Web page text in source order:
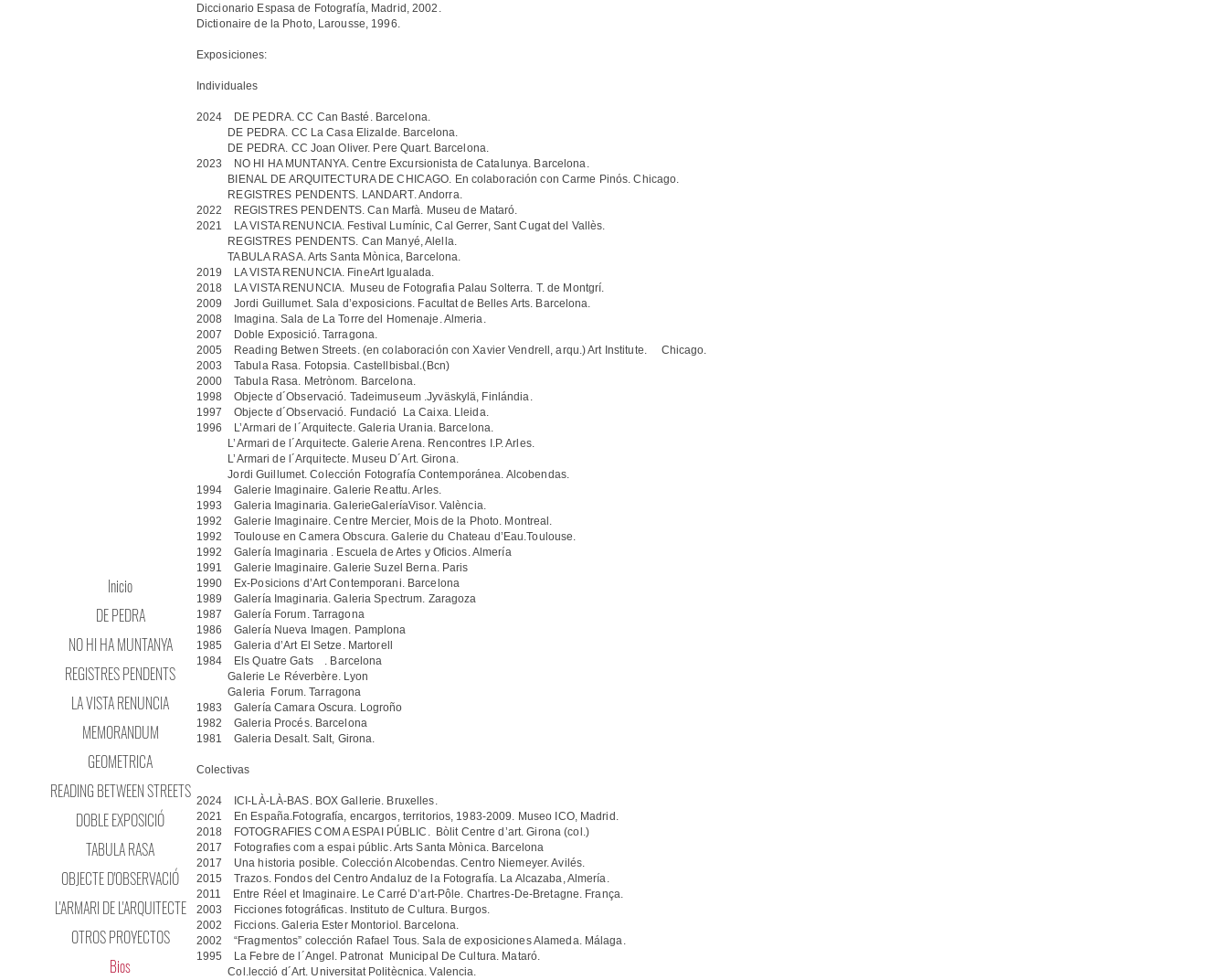
Inicio
DE PEDRA
NO HI HA MUNTANYA
REGISTRES PENDENTS
LA VISTA RENUNCIA
MEMORANDUM
GEOMETRICA
READING BETWEEN STREETS
DOBLE EXPOSICIÓ
TABULA RASA
OBJECTE D'OBSERVACIÓ
L'ARMARI DE L'ARQUITECTE
OTROS PROYECTOS
Bios
Diccionario Espasa de Fotografía, Madrid, 2002.
Dictionaire de la Photo, Larousse, 1996.
Exposiciones:
Individuales
2024 DE PEDRA. CC Can Basté. Barcelona.
DE PEDRA. CC La Casa Elizalde. Barcelona.
DE PEDRA. CC Joan Oliver. Pere Quart. Barcelona.
2023 NO HI HA MUNTANYA. Centre Excursionista de Catalunya. Barcelona.
BIENAL DE ARQUITECTURA DE CHICAGO. En colaboración con Carme Pinós. Chicago.
REGISTRES PENDENTS. LANDART. Andorra.
2022 REGISTRES PENDENTS. Can Marfà. Museu de Mataró.
2021 LA VISTA RENUNCIA. Festival Lumínic, Cal Gerrer, Sant Cugat del Vallès.
REGISTRES PENDENTS. Can Manyé, Alella.
TABULA RASA. Arts Santa Mònica, Barcelona.
2019 LA VISTA RENUNCIA. FineArt Igualada.
2018 LA VISTA RENUNCIA. Museu de Fotografia Palau Solterra. T. de Montgrí.
2009 Jordi Guillumet. Sala d’exposicions. Facultat de Belles Arts. Barcelona.
2008 Imagina. Sala de La Torre del Homenaje. Almeria.
2007 Doble Exposició. Tarragona.
2005 Reading Betwen Streets. (en colaboración con Xavier Vendrell, arqu.) Art Institute. Chicago.
2003 Tabula Rasa. Fotopsia. Castellbisbal.(Bcn)
2000 Tabula Rasa. Metrònom. Barcelona.
1998 Objecte d´Observació. Tadeimuseum .Jyväskylä, Finlándia.
1997 Objecte d´Observació. Fundació La Caixa. Lleida.
1996 L’Armari de l´Arquitecte. Galeria Urania. Barcelona.
L’Armari de l´Arquitecte. Galerie Arena. Rencontres I.P. Arles.
L’Armari de l´Arquitecte. Museu D´Art. Girona.
Jordi Guillumet. Colección Fotografía Contemporánea. Alcobendas.
1994 Galerie Imaginaire. Galerie Reattu. Arles.
1993 Galeria Imaginaria. GalerieGaleríaVisor. València.
1992 Galerie Imaginaire. Centre Mercier, Mois de la Photo. Montreal.
1992 Toulouse en Camera Obscura. Galerie du Chateau d’Eau.Toulouse.
1992 Galería Imaginaria . Escuela de Artes y Oficios. Almería
1991 Galerie Imaginaire. Galerie Suzel Berna. Paris
1990 Ex-Posicions d’Art Contemporani. Barcelona
1989 Galería Imaginaria. Galeria Spectrum. Zaragoza
1987 Galería Forum. Tarragona
1986 Galería Nueva Imagen. Pamplona
1985 Galeria d’Art El Setze. Martorell
1984 Els Quatre Gats . Barcelona
Galerie Le Réverbère. Lyon
Galeria Forum. Tarragona
1983 Galería Camara Oscura. Logroño
1982 Galeria Procés. Barcelona
1981 Galeria Desalt. Salt, Girona.
Colectivas
2024 ICI-LÀ-LÀ-BAS. BOX Gallerie. Bruxelles.
2021 En España.Fotografía, encargos, territorios, 1983-2009. Museo ICO, Madrid.
2018 FOTOGRAFIES COM A ESPAI PÚBLIC. Bòlit Centre d’art. Girona (col.)
2017 Fotografies com a espai públic. Arts Santa Mònica. Barcelona
2017 Una historia posible. Colección Alcobendas. Centro Niemeyer. Avilés.
2015 Trazos. Fondos del Centro Andaluz de la Fotografía. La Alcazaba, Almería.
2011 Entre Réel et Imaginaire. Le Carré D’art-Pôle. Chartres-De-Bretagne. França.
2003 Ficciones fotográficas. Instituto de Cultura. Burgos.
2002 Ficcions. Galeria Ester Montoriol. Barcelona.
2002 “Fragmentos” colección Rafael Tous. Sala de exposiciones Alameda. Málaga.
1995 La Febre de l´Angel. Patronat Municipal De Cultura. Mataró.
Col.lecció d´Art. Universitat Politècnica. Valencia.